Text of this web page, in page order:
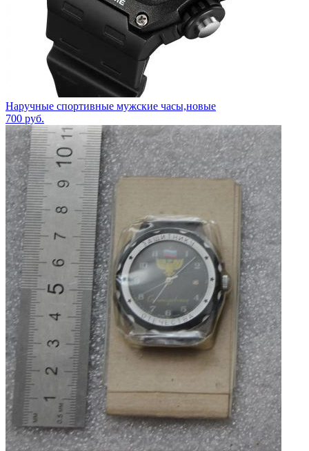
Наручные спортивные мужские часы,новые
700 руб.